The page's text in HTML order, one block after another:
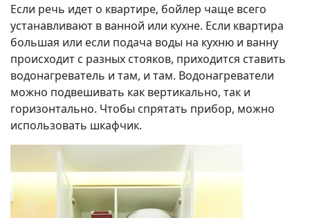
Если речь идет о квартире, бойлер чаще всего
устанавливают в ванной или кухне. Если квартира
большая или если подача воды на кухню и ванну
происходит с разных стояков, приходится ставить
водонагреватель и там, и там. Водонагреватели
можно подвешивать как вертикально, так и
горизонтально. Чтобы спрятать прибор, можно
использовать шкафчик.